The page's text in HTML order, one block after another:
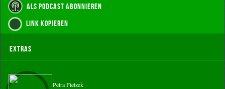
als Podcast abonnieren
Link kopieren
Extras
Petra Fietzek